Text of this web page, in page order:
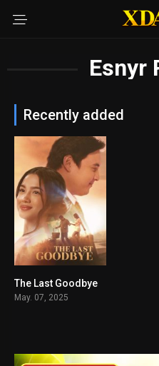
Esnyr
Recently added
6.4
The Last Goodbye
May. 07, 2025